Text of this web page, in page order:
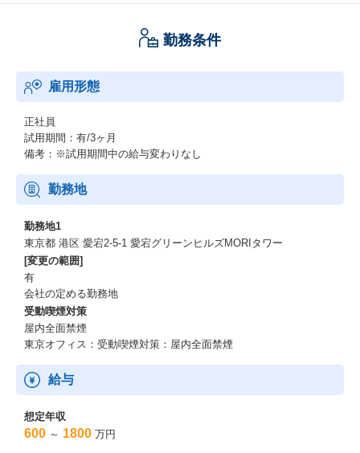
勤務条件
雇用形態
正社員
試用期間：有/3ヶ月
備考：※試用期間中の給与変わりなし
勤務地
勤務地1
東京都 港区 愛宕2-5-1 愛宕グリーンヒルズMORIタワー
[変更の範囲]
有
会社の定める勤務地
受動喫煙対策
屋内全面禁煙
東京オフィス：受動喫煙対策：屋内全面禁煙
給与
想定年収
600 ～ 1800 万円